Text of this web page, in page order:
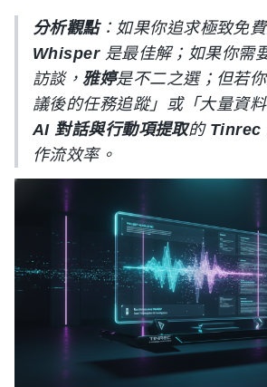
分析觀點：如果你追求極致免
Whisper是最佳解；如果你需
訪談，雅婷是不二之選；但若
議後的任務追蹤」或「大量資
AI 對話與行動項提取的 Tinrec
作流效率。